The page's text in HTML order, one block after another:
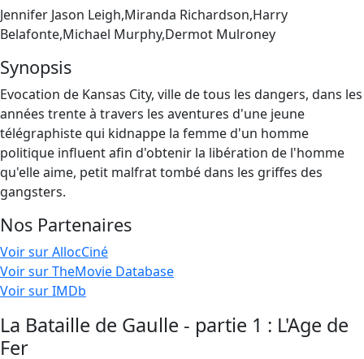
Jennifer Jason Leigh,Miranda Richardson,Harry
Belafonte,Michael Murphy,Dermot Mulroney
Synopsis
Evocation de Kansas City, ville de tous les dangers, dans les
années trente à travers les aventures d'une jeune
télégraphiste qui kidnappe la femme d'un homme
politique influent afin d'obtenir la libération de l'homme
qu'elle aime, petit malfrat tombé dans les griffes des
gangsters.
Nos Partenaires
Voir sur AllocCiné
Voir sur TheMovie Database
Voir sur IMDb
La Bataille de Gaulle - partie 1 : L'Age de
Fer